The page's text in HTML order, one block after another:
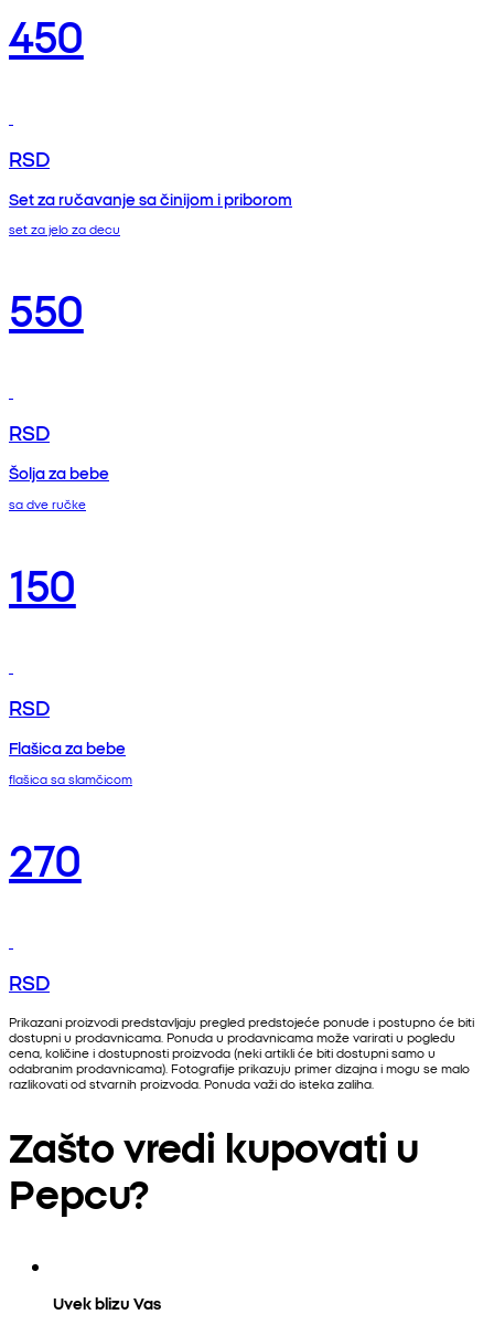
450
RSD
Set za ručavanje sa činijom i priborom
set za jelo za decu
550
RSD
Šolja za bebe
sa dve ručke
150
RSD
Flašica za bebe
flašica sa slamčicom
270
RSD
Prikazani proizvodi predstavljaju pregled predstojeće ponude i postupno će biti
dostupni u prodavnicama. Ponuda u prodavnicama može varirati u pogledu
cena, količine i dostupnosti proizvoda (neki artikli će biti dostupni samo u
odabranim prodavnicama). Fotografije prikazuju primer dizajna i mogu se malo
razlikovati od stvarnih proizvoda. Ponuda važi do isteka zaliha.
Zašto vredi kupovati u
Pepcu?
Uvek blizu Vas